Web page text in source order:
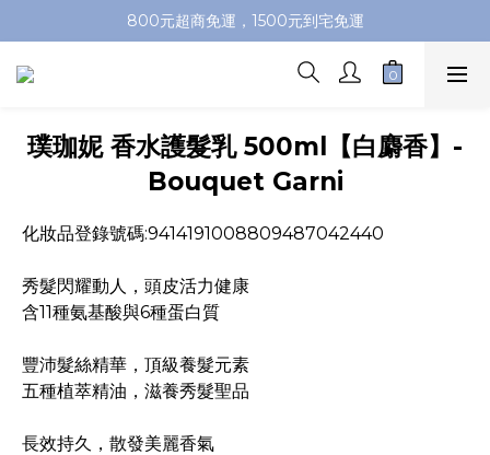
加入會員即送100元購物金，推薦好友，再送購物金
800元超商免運，1500元到宅免運
加入會員即送100元購物金，推薦好友，再送購物金
璞珈妮 香水護髮乳 500ml【白麝香】-
Bouquet Garni
化妝品登錄號碼:9414191008809487042440
秀髮閃耀動人，頭皮活力健康
含11種氨基酸與6種蛋白質
豐沛髮絲精華，頂級養髮元素
五種植萃精油，滋養秀髮聖品
長效持久，散發美麗香氣